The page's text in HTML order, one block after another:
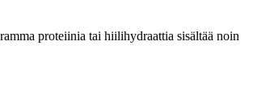
proteiinia tai hiilihydraattia sisältää noin